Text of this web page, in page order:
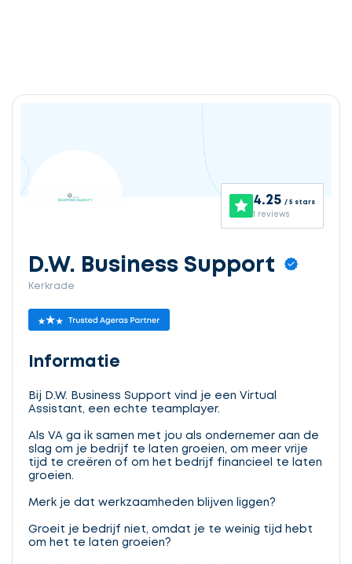
4.25 / 5 stars
1 reviews
D.W. Business Support
Kerkrade
Informatie
Bij D.W. Business Support vind je een Virtual
Assistant, een echte teamplayer.
Als VA ga ik samen met jou als ondernemer aan de
slag om je bedrijf te laten groeien, om meer vrije
tijd te creëren of om het bedrijf financieel te laten
groeien.
Merk je dat werkzaamheden blijven liggen?
Groeit je bedrijf niet, omdat je te weinig tijd hebt
om het te laten groeien?